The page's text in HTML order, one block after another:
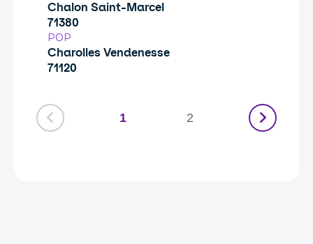
Chalon Saint-Marcel
71380
POP
Charolles Vendenesse
71120
1 2